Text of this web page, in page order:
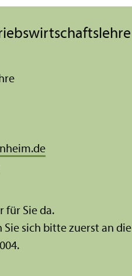
für Sie da.
Sie sich bitte zuerst an die